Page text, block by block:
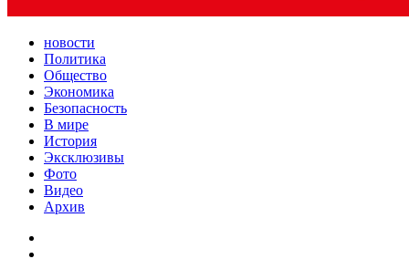
новости
Политика
Общество
Экономика
Безопасность
В мире
История
Эксклюзивы
Фото
Видео
Архив